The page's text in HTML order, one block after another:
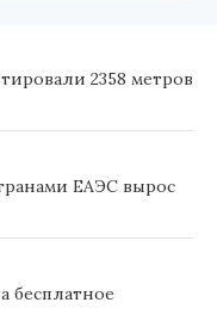
2358 метров
ЕАЭС вырос
бесплатное